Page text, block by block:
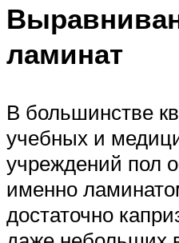
ламинат
В большинстве
учебных и
учреждений пол
именно
достаточно